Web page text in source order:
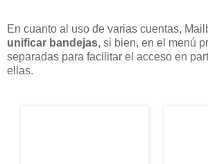
En cuanto al uso de varias cuentas,
unificar bandejas, si bien, en el menú
separadas para facilitar el acceso en
ellas.